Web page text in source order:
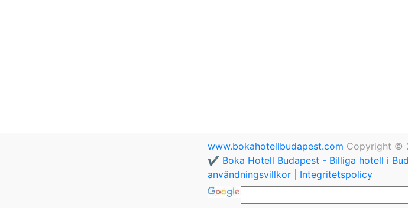
www.bokahotellbudapest.com Copyright ©
✔️ Boka Hotell Budapest - Billiga hotell i
användningsvillkor
Integritetspolicy